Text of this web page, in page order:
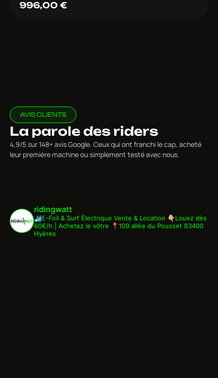
996,00 €
AVIS CLIENTS
La parole des riders
4,9/5 sur 148+ avis Google. Ceux qui ont franchi le cap, acheté
leur première machine ou simplement testé avec nous.
ridingwatt
🏄🏾‍♂️E-Foil & Surf Électrique Vente & Location 👇🏼Louez dès
60€/h | Achetez le vôtre 📍109 allée du Pousset 83400
Hyères